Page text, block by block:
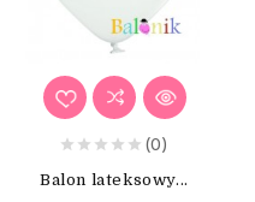
(0)
Balon lateksowy...